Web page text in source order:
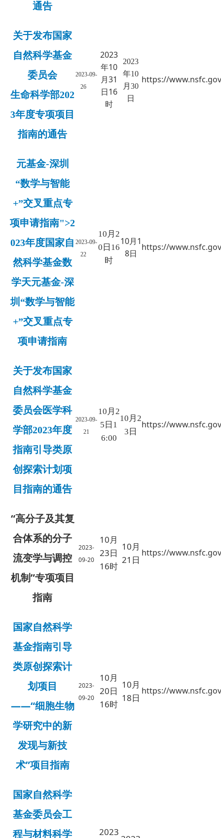
通告
关于发布国家
自然科学基金
委员会
生命科学部202
3年度专项项目
指南的通告
2023-09-
26
2023
年10
月31
日16
时
2023
年10
月 30
日
https://
元基金-深圳
“数学与智能
+”交叉重点专
项申请指南">2
023年度国家自
然科学基金数
学天元基金-深
圳“数学与智能
+”交叉重点专
项申请指南
2023-09-
22
10月2
0日16
时
10月1
8日
https://
关于发布国家
自然科学基金
委员会医学科
学部2023年度
指南引导类原
创探索计划项
目指南的通告
2023-09-
21
10月2
5日1
6:00
10月2
3日
https://
“高分子及其复
合体系的分子
流变学与调控
机制”专项项目
指南
2023-
09-20
10月
23日
16时
10月
21日
https://
国家自然科学
基金指南引导
类原创探索计
划项目
——“细胞生物
学研究中的新
发现与新技
术”项目指南
2023-
09-20
10月
20日
16时
10月
18日
https://
国家自然科学
基金委员会工
程与材料科学
2023